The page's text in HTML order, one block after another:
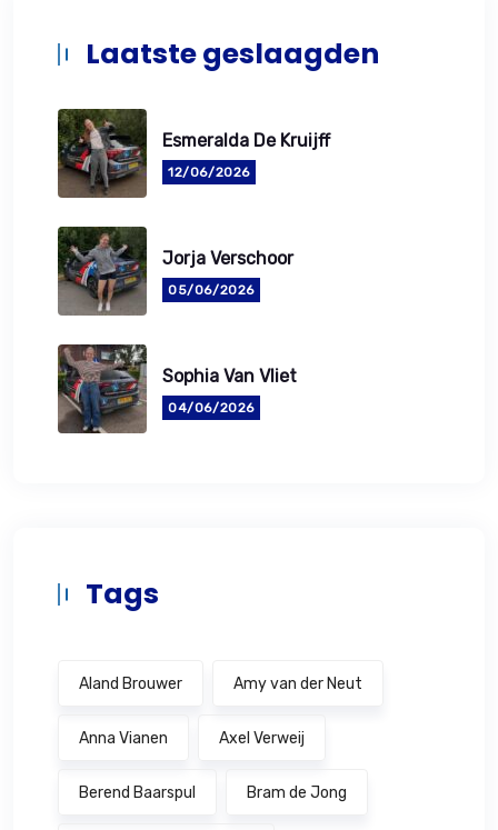
Laatste geslaagden
Esmeralda De Kruijff
12/06/2026
Jorja Verschoor
05/06/2026
Sophia Van Vliet
04/06/2026
Tags
Aland Brouwer Amy van der Neut
Anna Vianen Axel Verweij
Berend Baarspul Bram de Jong